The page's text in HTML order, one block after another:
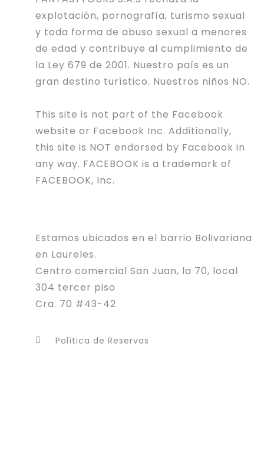
explotación, pornografía, turismo sexual
y toda forma de abuso sexual a menores
de edad y contribuye al cumplimiento de
la Ley 679 de 2001. Nuestro país es un
gran destino turístico. Nuestros niños NO.
This site is not part of the Facebook
website or Facebook Inc. Additionally,
this site is NOT endorsed by Facebook in
any way. FACEBOOK is a trademark of
FACEBOOK, Inc.
Estamos ubicados en el barrio Bolivariana
en Laureles.
Centro comercial San Juan, la 70, local
304 tercer piso
Cra. 70 #43-42
Política de Reservas